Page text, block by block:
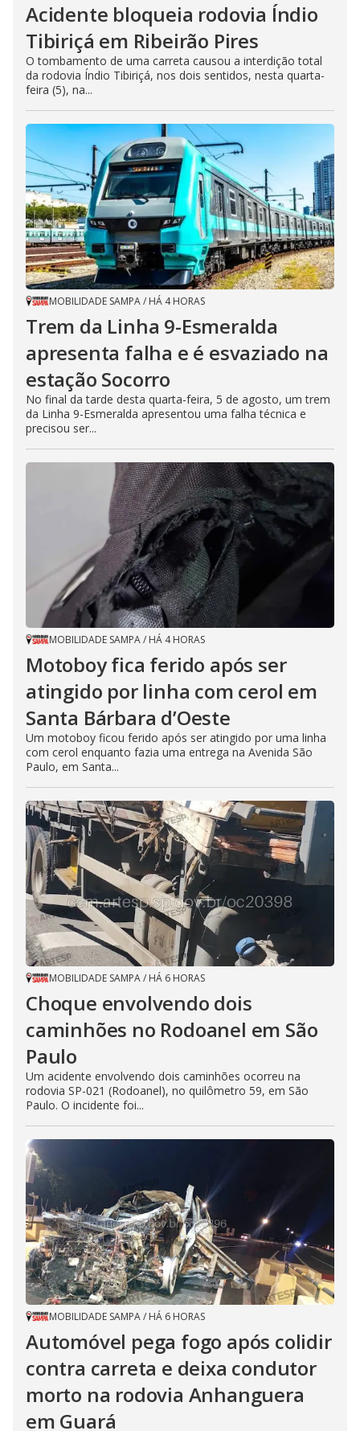
Acidente bloqueia rodovia Índio
Tibiriçá em Ribeirão Pires
O tombamento de uma carreta causou a interdição total
da rodovia Índio Tibiriçá, nos dois sentidos, nesta quarta-
feira (5), na...
MOBILIDADE SAMPA/ HÁ 4 HORAS
Trem da Linha 9-Esmeralda
apresenta falha e é esvaziado na
estação Socorro
No final da tarde desta quarta-feira, 5 de agosto, um trem
da Linha 9-Esmeralda apresentou uma falha técnica e
precisou ser...
MOBILIDADE SAMPA/ HÁ 4 HORAS
Motoboy fica ferido após ser
atingido por linha com cerol em
Santa Bárbara d’Oeste
Um motoboy ficou ferido após ser atingido por uma linha
com cerol enquanto fazia uma entrega na Avenida São
Paulo, em Santa...
MOBILIDADE SAMPA/ HÁ 6 HORAS
Choque envolvendo dois
caminhões no Rodoanel em São
Paulo
Um acidente envolvendo dois caminhões ocorreu na
rodovia SP-021 (Rodoanel), no quilômetro 59, em São
Paulo. O incidente foi...
MOBILIDADE SAMPA/ HÁ 6 HORAS
Automóvel pega fogo após colidir
contra carreta e deixa condutor
morto na rodovia Anhanguera
em Guará